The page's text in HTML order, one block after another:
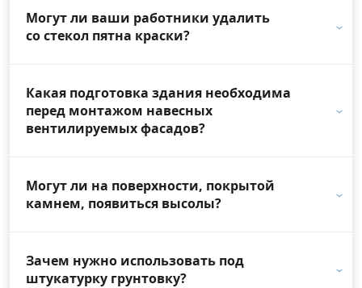
Могут ли ваши работники удалить
со стекол пятна краски?
Какая подготовка здания необходима
перед монтажом навесных
вентилируемых фасадов?
Могут ли на поверхности, покрытой
камнем, появиться высолы?
Зачем нужно использовать под
штукатурку грунтовку?